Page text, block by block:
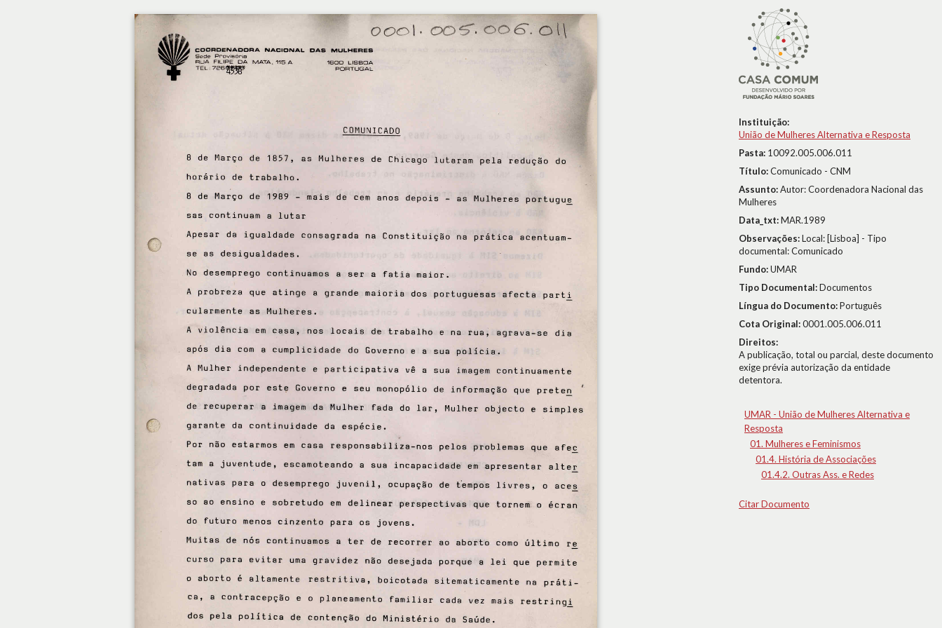
Instituição:
União de Mulheres Alternativa e Resposta
Pasta: 10092.005.006.011
Título:Comunicado - CNM
Assunto:Autor: Coordenadora Nacional das
Mulheres
Data_txt:MAR.1989
Observações:Local: [Lisboa] - Tipo
documental: Comunicado
Fundo:UMAR
Tipo Documental:Documentos
Língua do Documento:Português
Cota Original:0001.005.006.011
Direitos:
A publicação, total ou parcial, deste documento
exige prévia autorização da entidade
detentora.
UMAR - União de Mulheres Alternativa e
Resposta
01. Mulheres e Feminismos
01.4. História de Associações
01.4.2. Outras Ass. e Redes
Citar Documento